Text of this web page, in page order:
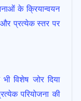
के क्रियान्वयन
और प्रत्येक स्तर पर
विशेष जोर दिया
परियोजना की